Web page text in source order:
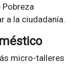
Pobreza
a la ciudadanía.
micro-talleres